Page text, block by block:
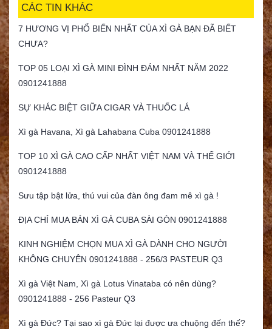
CÁC TIN KHÁC
7 HƯƠNG VỊ PHỔ BIẾN NHẤT CỦA XÌ GÀ BẠN ĐÃ BIẾT
CHƯA?
TOP 05 LOẠI XÌ GÀ MINI ĐÌNH ĐÁM NHẤT NĂM 2022
0901241888
SỰ KHÁC BIỆT GIỮA CIGAR VÀ THUỐC LÁ
Xì gà Havana, Xì gà Lahabana Cuba 0901241888
TOP 10 XÌ GÀ CAO CẤP NHẤT VIỆT NAM VÀ THẾ GIỚI
0901241888
Sưu tập bật lửa, thú vui của đàn ông đam mê xì gà !
ĐỊA CHỈ MUA BÁN XÌ GÀ CUBA SÀI GÒN 0901241888
KINH NGHIỆM CHỌN MUA XÌ GÀ DÀNH CHO NGƯỜI
KHÔNG CHUYÊN 0901241888 - 256/3 PASTEUR Q3
Xì gà Việt Nam, Xì gà Lotus Vinataba có nên dùng?
0901241888 - 256 Pasteur Q3
Xì gà Đức? Tại sao xì gà Đức lại được ưa chuộng đến thế?